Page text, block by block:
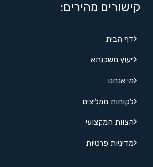
קישורים מהירים:
דף הבית
ייעוץ משכנתא
מי אנחנו
לקוחות ממליצים
הצוות המקצועי
מדיניות פרטיות